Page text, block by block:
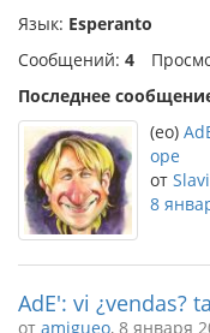
Язык: Esperanto
Сообщений: 4
Последнее
(eo)
ope
от
8
AdE': vi ¿vendas?
от amigueo, 8 января